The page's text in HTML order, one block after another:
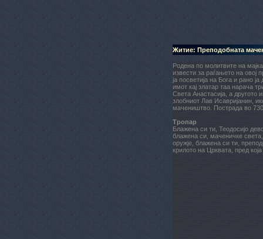
Житие: Преподобната
Родена по молитвите на
извести за раѓањето на овој
ја посветија на Бога и рано
имот кај златар таа нарача
Света Анастасија, а другото
злобниот Лав Исавријанин,
мачеништво. Пострада во
Тропар
Блажена си ти, Теодосијо
блажена си, маченичке света,
оружје, блажена си ти,
крилото на Црквата, пред